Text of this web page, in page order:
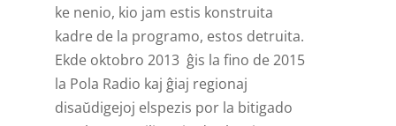
ke nenio, kio jam estis konstruita
kadre de la programo, estos detruita.
Ekde oktobro 2013 ĝis la fino de 2015
la Pola Radio kaj ĝiaj regionaj
disaŭdigejoj elspezis por la bitigado